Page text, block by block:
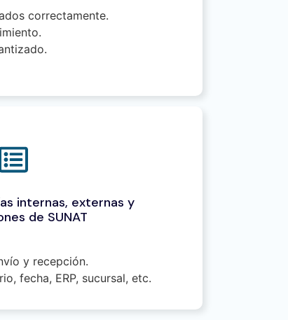
correctamente.
internas, externas y
de SUNAT
y recepción.
fecha, ERP, sucursal, etc.